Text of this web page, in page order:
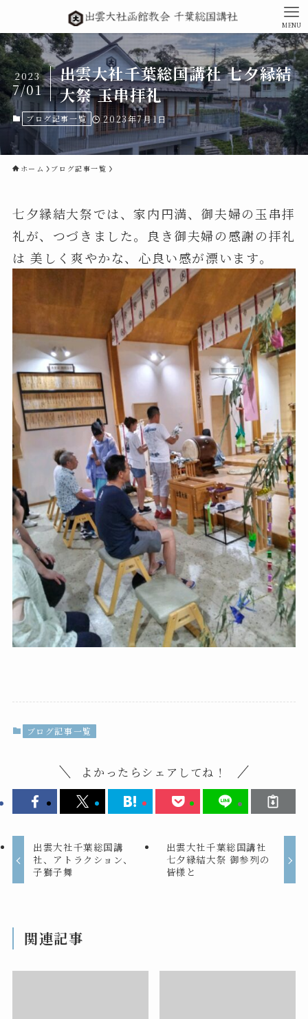
MENU
出雲大社千葉総国講社 七夕縁結
大祭 玉串拝礼
2023
7/01
ブログ記事一覧 2023年7月1日
ホーム ブログ記事一覧
七夕縁結大祭では、家内円満、御夫婦の玉串拝
礼が、つづきました。良き御夫婦の感謝の拝礼
は 美しく爽やかな、心良い感が漂います。
ブログ記事一覧
よかったらシェアしてね！
出雲大社千葉総国講
社、アトラクション、
子獅子舞
出雲大社千葉総国講社
七夕縁結大祭 御参列の
皆様と
関連記事